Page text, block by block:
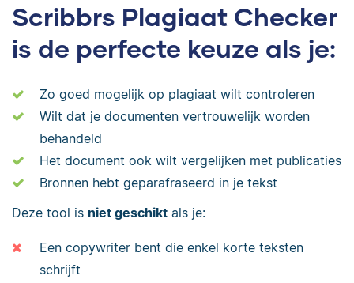
Scribbrs Plagiaat Checker
is de perfecte keuze als je:
Zo goed mogelijk op plagiaat wilt controleren
Wilt dat je documenten vertrouwelijk worden
behandeld
Het document ook wilt vergelijken met publicaties
Bronnen hebt geparafraseerd in je tekst
Deze tool is niet geschikt als je:
Een copywriter bent die enkel korte teksten
schrijft